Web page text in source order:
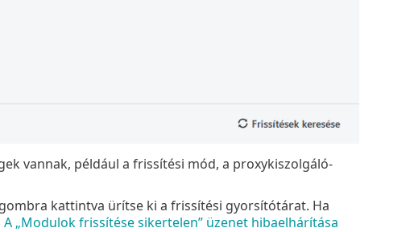
vannak, például a frissítési mód, a proxykiszolgáló-
kattintva ürítse ki a frissítési gyorsítótárat. Ha
A „Modulok frissítése sikertelen” üzenet hibaelhárítása